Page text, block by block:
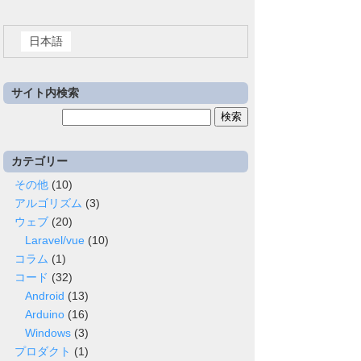
日本語
サイト内検索
カテゴリー
その他(10)
アルゴリズム (3)
ウェブ (20)
Laravel/vue (10)
コラム (1)
コード (32)
Android (13)
Arduino (16)
Windows (3)
プロダクト (1)